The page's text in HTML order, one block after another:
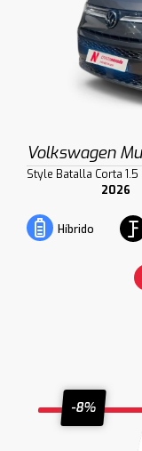
Volkswagen
Style Batalla Corta
2026
Híbrido
-8%